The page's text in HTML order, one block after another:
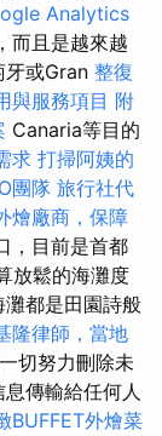
Analytics
而且是越來越
牙或Gran 整復
與服務項目 附
Canaria等目的
求 打掃阿姨的
團隊 旅行社代
燴廠商，保障
，目前是首都
放鬆的海灘度
都是田園詩般
隆律師，當地
切努力刪除未
傳輸給任何人
BUFFET外燴菜